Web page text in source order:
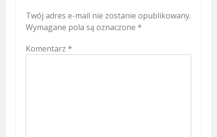
Twój adres e-mail nie zostanie opublikowany.
Wymagane pola są oznaczone *
Komentarz *